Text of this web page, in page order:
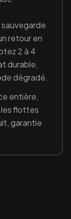
sauvegarde
retour en
2 à 4
durable,
dégradé.
entière,
les flottes
garantie